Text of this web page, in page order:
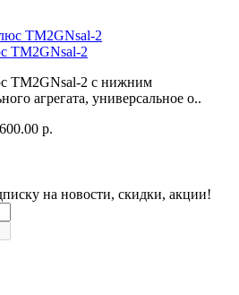
TM2GNsal-2
TM2GNsal-2 с нижним
агрегата, универсальное о..
р.
на новости, скидки, акции!